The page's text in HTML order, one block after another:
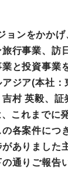
ョンをかかげ
行事業、訪
と投資事業
ジア(本社：
村 英毅、証
これまでに
各案件につ
ありました
通りご報告